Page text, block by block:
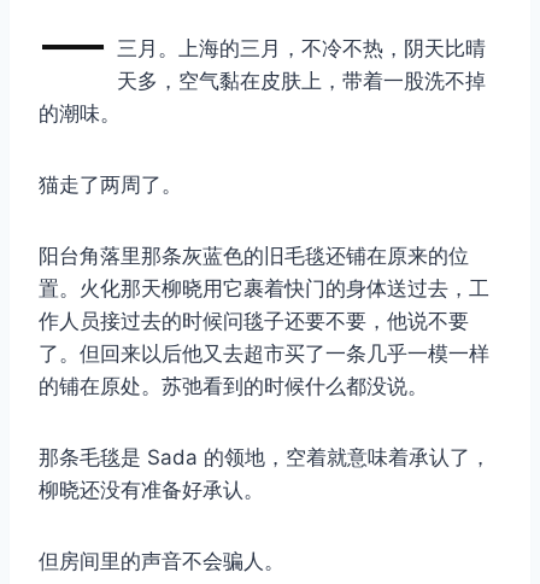
— 三月。上海的三月，不冷不热，阴天比晴
天多，空气黏在皮肤上，带着一股洗不掉
的潮味。
猫走了两周了。
阳台角落里那条灰蓝色的旧毛毯还铺在原来的位
置。火化那天柳晓用它裹着快门的身体送过去，工
作人员接过去的时候问毯子还要不要，他说不要
了。但回来以后他又去超市买了一条几乎一模一样
的铺在原处。苏弛看到的时候什么都没说。
那条毛毯是 Sada 的领地，空着就意味着承认了，
柳晓还没有准备好承认。
但房间里的声音不会骗人。